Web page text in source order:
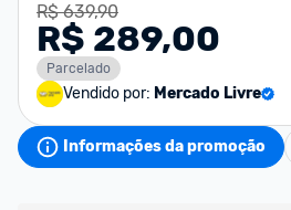
R$ 639,90
R$ 289,00
Parcelado
Vendido por: Mercado Livre
Informações da promoção